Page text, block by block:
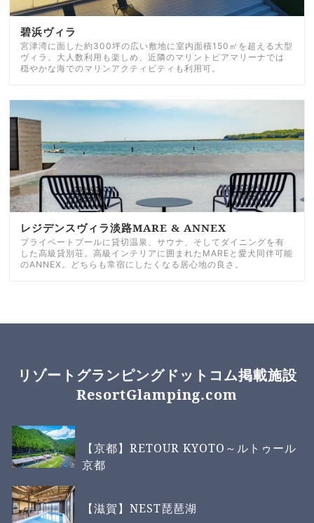
碧浜ヴィラ
宮津湾に面した約300坪の広い敷地に室内面積150㎡を超える大型
ヴィラ。大人数利用も楽しめ、近隣のマリントピアマリーナでは
穏やかな海でのマリンアクティビティも利用可。
レジデンスヴィラ淡路MARE & ANNEX
プライベートプールに貸切温泉、サウナ、そしてダイニングを有
した高級貸別荘。高級インテリアに囲まれたMAREと愛犬同伴可能
のANNEX。どちらも常宿にしたくなる居心地の良さ。
リゾートグランピングドットコム掲載施設
ResortGlamping.com
【京都】RETOUR KYOTO～ルトゥール
京都
【滋賀】NEST琵琶湖